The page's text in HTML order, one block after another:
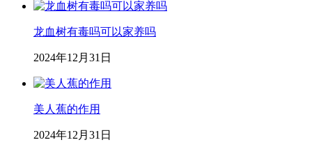
龙血树有毒吗可以家养吗
2024年12月31日
美人蕉的作用
2024年12月31日